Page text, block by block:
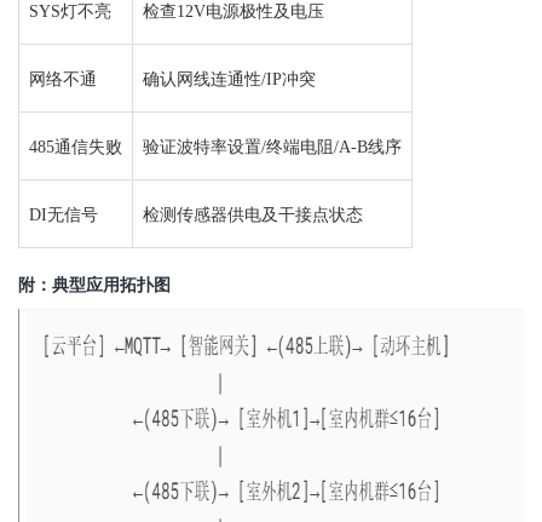
SYS灯不亮 检查12V电源极性及电压
网络不通 确认网线连通性/IP冲突
485通信失败 验证波特率设置/终端电阻/A-B线序
DI无信号 检测传感器供电及干接点状态
附：典型应用拓扑图